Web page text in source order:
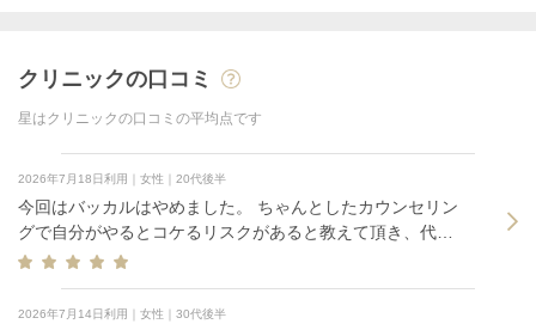
クリニックの口コミ
星はクリニックの口コミの平均点です
2026年7月18日利用｜女性｜20代後半
今回はバッカルはやめました。 ちゃんとしたカウンセリン
グで自分がやるとコケるリスクがあると教えて頂き、代わ
りにもっと自分に合った施術を提案してくださりました。
2026年7月14日利用｜女性｜30代後半